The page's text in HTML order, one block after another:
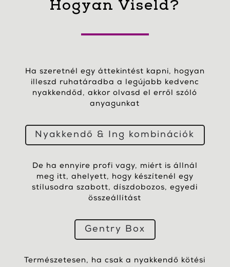
Hogyan Viseld?
Ha szeretnél egy áttekintést kapni, hogyan
illeszd ruhatáradba a legújabb kedvenc
nyakkendőd, akkor olvasd el erről szóló
anyagunkat
Nyakkendő & Ing kombinációk
De ha ennyire profi vagy, miért is állnál
meg itt, ahelyett, hogy készítenél egy
stílusodra szabott, díszdobozos, egyedi
összeállítást
Gentry Box
Természetesen, ha csak a nyakkendő kötési